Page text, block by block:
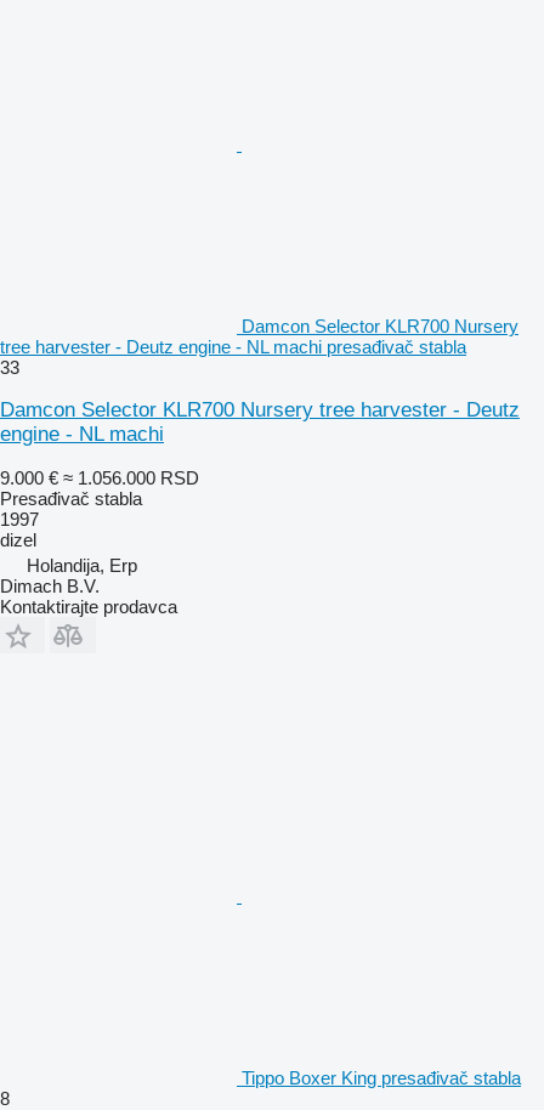
Damcon Selector KLR700 Nursery
tree harvester - Deutz engine - NL machi presađivač stabla
33
Damcon Selector KLR700 Nursery tree harvester - Deutz
engine - NL machi
9.000 € ≈ 1.056.000 RSD
Presađivač stabla
1997
dizel
Holandija, Erp
Dimach B.V.
Kontaktirajte prodavca
Tippo Boxer King presađivač stabla
8